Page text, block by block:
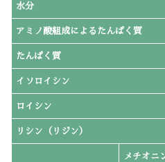
水分
アミノ酸組成によるたんぱく質
たんぱく質
イソロイシン
ロイシン
リシン（リジン）
メチオニ